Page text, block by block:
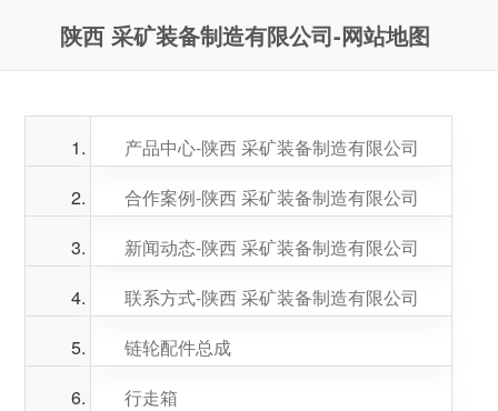
陕西 采矿装备制造有限公司-网站地图
产品中心-陕西 采矿装备制造有限公司
合作案例-陕西 采矿装备制造有限公司
新闻动态-陕西 采矿装备制造有限公司
联系方式-陕西 采矿装备制造有限公司
链轮配件总成
行走箱